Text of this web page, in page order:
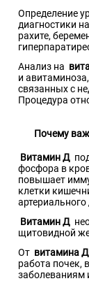
Определение
диагностики
рахите,
Анализ на
и
связанных с
Процедура
Почему
Витамин Д
фосфора в
повышает
клетки
Витамин Д
щитовидной
От витамина Д
работа почек,
заболеваниям